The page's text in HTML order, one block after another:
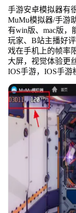
手游安卓模拟器有
MuMu模拟器/手游
有win版、mac版，
玩家、B站主播好
戏在手机上的帧率
大屏，视觉体验更
IOS手游，IOS手游